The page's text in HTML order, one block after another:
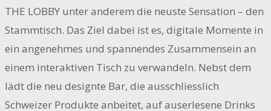
THE LOBBY unter anderem die neuste Sensation – den
Stammtisch. Das Ziel dabei ist es, digitale Momente in
ein angenehmes und spannendes Zusammensein an
einem interaktiven Tisch zu verwandeln. Nebst dem
lädt die neu designte Bar, die ausschliesslich
Schweizer Produkte anbeitet, auf auserlesene Drinks